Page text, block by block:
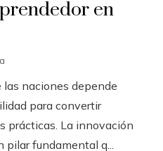
en
las naciones depende
para convertir
prácticas. La innovación
pilar fundamental q...